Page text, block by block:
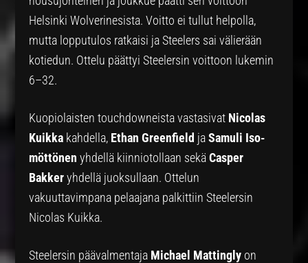
Helsinki Wolverinesista. Voitto ei tullut helpolla,
mutta lopputulos ratkaisi ja Steelers sai välierään
kotiedun. Ottelu päättyi Steelersin voittoon lukemin
6–32.
Kuopiolaisten touchdowneista vastasivat Nicolas
Kuikka kahdella, Ethan Greenfield jaSamuli Iso-
möttönen yhdellä kiinniotollaan sekäCasper
Bakkeryhdellä juoksullaan. Ottelun
vakuuttavimpana pelaajana palkittiin Steelersin
Nicolas Kuikka.
Steelersin päävalmentaja Michael Mattingly on